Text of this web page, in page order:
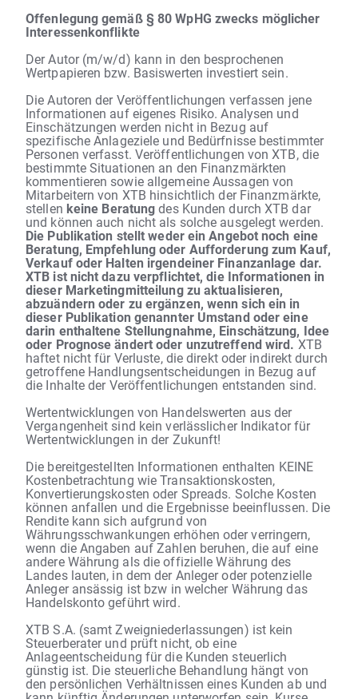
Offenlegung gemäß § 80 WpHG zwecks möglicher
Interessenkonflikte
Der Autor (m/w/d) kann in den besprochenen
Wertpapieren bzw. Basiswerten investiert sein.
Die Autoren der Veröffentlichungen verfassen jene
Informationen auf eigenes Risiko. Analysen und
Einschätzungen werden nicht in Bezug auf
spezifische Anlageziele und Bedürfnisse bestimmter
Personen verfasst. Veröffentlichungen von XTB, die
bestimmte Situationen an den Finanzmärkten
kommentieren sowie allgemeine Aussagen von
Mitarbeitern von XTB hinsichtlich der Finanzmärkte,
stellen keine Beratungdes Kunden durch XTB dar
und können auch nicht als solche ausgelegt werden.
Die Publikation stellt weder ein Angebot noch eine
Beratung, Empfehlung oder Aufforderung zum Kauf,
Verkauf oder Halten irgendeiner Finanzanlage dar.
XTB ist nicht dazu verpflichtet, die Informationen in
dieser Marketingmitteilung zu aktualisieren,
abzuändern oder zu ergänzen, wenn sich ein in
dieser Publikation genannter Umstand oder eine
darin enthaltene Stellungnahme, Einschätzung, Idee
oder Prognose ändert oder unzutreffend wird. XTB
haftet nicht für Verluste, die direkt oder indirekt durch
getroffene Handlungsentscheidungen in Bezug auf
die Inhalte der Veröffentlichungen entstanden sind.
Wertentwicklungen von Handelswerten aus der
Vergangenheit sind kein verlässlicher Indikator für
Wertentwicklungen in der Zukunft!
Die bereitgestellten Informationen enthalten KEINE
Kostenbetrachtung wie Transaktionskosten,
Konvertierungskosten oder Spreads. Solche Kosten
können anfallen und die Ergebnisse beeinflussen. Die
Rendite kann sich aufgrund von
Währungsschwankungen erhöhen oder verringern,
wenn die Angaben auf Zahlen beruhen, die auf eine
andere Währung als die offizielle Währung des
Landes lauten, in dem der Anleger oder potenzielle
Anleger ansässig ist bzw in welcher Währung das
Handelskonto geführt wird.
XTB S.A. (samt Zweigniederlassungen) ist kein
Steuerberater und prüft nicht, ob eine
Anlageentscheidung für die Kunden steuerlich
günstig ist. Die steuerliche Behandlung hängt von
den persönlichen Verhältnissen eines Kunden ab und